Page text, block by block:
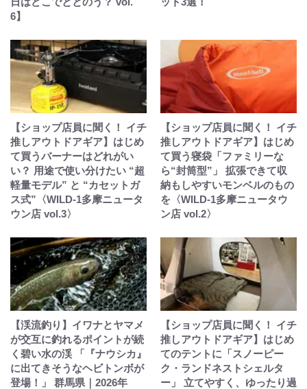
6】
【ショップ店員に聞く！ イチ
推しアウトドアギア】はじめ
て買うバーナーはどれがい
い？ 用途で使い分けたい “超
軽量モデル” と “カセットガ
ス式”〈WILD-1多摩ニュータ
ウン店 vol.3〉
【ショップ店員に聞く！ イチ
推しアウトドアギア】はじめ
て買う寝袋「ファミリーな
ら“封筒型”」 拡張できて収
納もしやすいモンベルのもの
を〈WILD-1多摩ニュータウ
ン店 vol.2〉
【渓流釣り】イワナとヤマメ
が交互に釣れるポイントが続
く碧い水の渓 「『ナウシカ』
に出てきそうなヘビトンボが
登場！」 群馬県｜2026年
【ショップ店員に聞く！ イチ
推しアウトドアギア】はじめ
てのテントに「スノーピー
ク・ランドネストシェルタ
ー」 立てやすく、ゆったり過